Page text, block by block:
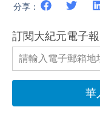
分享：